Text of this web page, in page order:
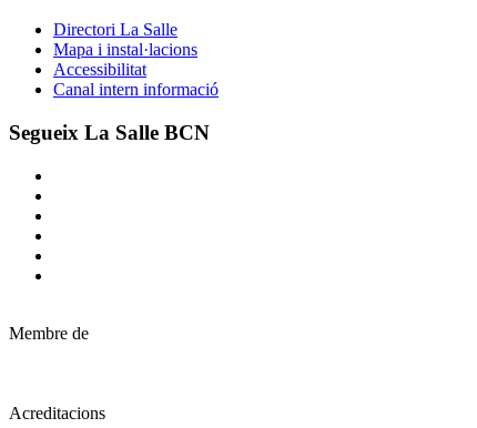
Directori La Salle
Mapa i instal·lacions
Accessibilitat
Canal intern informació
Segueix La Salle BCN
Membre de
Acreditacions